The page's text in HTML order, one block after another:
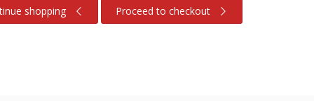
shopping Proceed to checkout